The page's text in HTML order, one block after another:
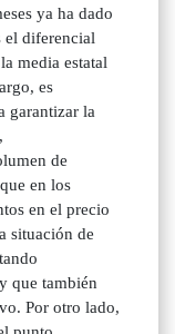
ya ha dado
el diferencial
media estatal
es
garantizar la
de
en los
en el precio
situación de
que también
Por otro lado,